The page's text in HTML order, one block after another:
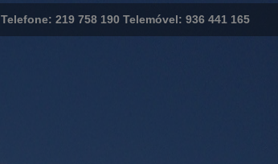
Telefone: 219 758 190 Telemóvel: 936 441 165